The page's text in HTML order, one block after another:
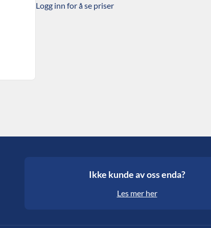
Logg inn for å se priser
Ikke kunde av oss enda?
Les mer her